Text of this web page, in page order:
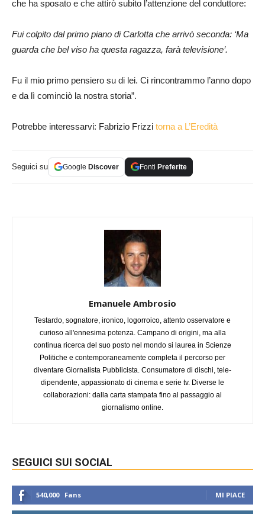
che ha sposato e che attirò subito l’attenzione del conduttore:
Fui colpito dal primo piano di Carlotta che arrivò seconda: ‘Ma
guarda che bel viso ha questa ragazza, farà televisione’.
Fu il mio primo pensiero su di lei. Ci rincontrammo l’anno dopo
e da lì cominciò la nostra storia”.
Potrebbe interessarvi: Fabrizio Frizzi torna a L’Eredità
Seguici su Google Discover Fonti Preferite
Emanuele Ambrosio
Testardo, sognatore, ironico, logorroico, attento osservatore e
curioso all'ennesima potenza. Campano di origini, ma alla
continua ricerca del suo posto nel mondo si laurea in Scienze
Politiche e contemporaneamente completa il percorso per
diventare Giornalista Pubblicista. Consumatore di dischi, tele-
dipendente, appassionato di cinema e serie tv. Diverse le
collaborazioni: dalla carta stampata fino al passaggio al
giornalismo online.
SEGUICI SUI SOCIAL
540,000 Fans MI PIACE